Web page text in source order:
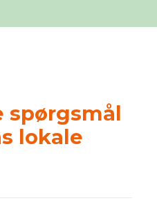
spørgsmål
lokale